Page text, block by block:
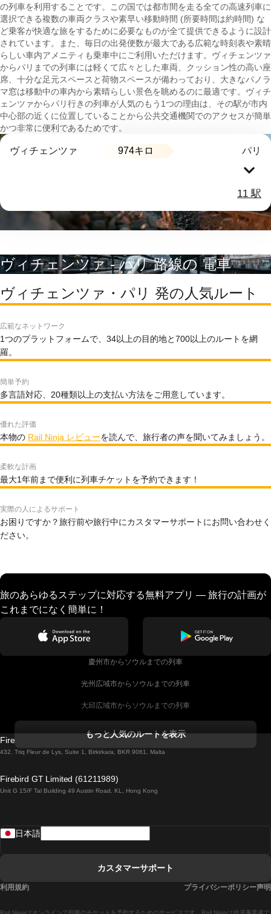
の列車を利用することです。この国では都市間を走る全ての高速列車に
選択できる複数の車両クラスや素早い移動時間 (所要時間は約時間) な
ど乗客が快適な旅をするために必要なものが全て提供できるように設計
されています。また、毎日の出発便数が最大である広範な時刻表や素晴
らしい車内アメニティも乗車中にご利用いただけます。ヴィチェンツァ
からパリまでの列車には軽くて広々とした車両、クッション性の高い座
席、十分な足元スペースと荷物スペースが備わっており、大きなパノラ
マ窓は移動中の車内から素晴らしい景色を眺めるのに最適です。ヴィチ
ェンツァからパリ行きの列車が人気のもう1つの理由は、その駅が市内
中心部の近くに位置していることから公共交通機関でのアクセスが簡単
かつ非常に便利であるためです。
ヴィチェンツァ 974キロ パリ
11 駅
ヴィチェンツァ - パリ 路線の 電車
ヴィチェンツァ・パリ 発の人気ルート
広範なネットワーク
1つのプラットフォームで、34以上の目的地と700以上のルートを網
羅。
簡単予約
多言語対応、20種類以上の支払い方法をご用意しています。
優れた評価
本物の Rail Ninja レビューを読んで、旅行者の声を聞いてみましょう。
柔軟な計画
最大1年前まで便利に列車チケットを予約できます！
実際の人によるサポート
お困りですか？旅行前や旅行中にカスタマーサポートにお問い合わせく
ださい。
旅のあらゆるステップに対応する無料アプリ — 旅行の計画が
これまでになく簡単に！
慶州市からソウルまでの列車
光州広域市からソウルまでの列車
大邱広域市からソウルまでの列車
ダブリンからゴールウェイまでの列車
ローマからナポリまでの列車
もっと人気のルートを表示
Firebird GT Limited (OC 1451)
432, Triq Fleur de Lys, Suite 1, Birkirkara, BKR 9061, Malta
Firebird GT Limited (61211989)
Unit G 15/F Tal Building 49 Austin Road, KL, Hong Kong
Rail Ninjaはオンラインで列車のチケットを予約するためのサービスです。Rail Ninjaは鉄道事業者で
日本語
カスタマーサポート
利用規約 プライバシーポリシー声明